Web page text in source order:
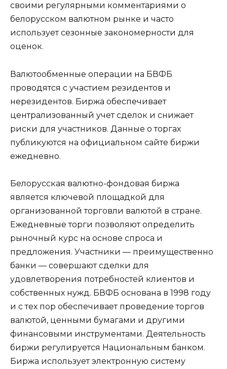
своими регулярными комментариями о
белорусском валютном рынке и часто
использует сезонные закономерности для
оценок.
Валютообменные операции на БВФБ
проводятся с участием резидентов и
нерезидентов. Биржа обеспечивает
централизованный учет сделок и снижает
риски для участников. Данные о торгах
публикуются на официальном сайте биржи
ежедневно.
Белорусская валютно-фондовая биржа
является ключевой площадкой для
организованной торговли валютой в стране.
Ежедневные торги позволяют определить
рыночный курс на основе спроса и
предложения. Участники — преимущественно
банки — совершают сделки для
удовлетворения потребностей клиентов и
собственных нужд. БВФБ основана в 1998 году
и с тех пор обеспечивает проведение торгов
валютой, ценными бумагами и другими
финансовыми инструментами. Деятельность
биржи регулируется Национальным банком.
Биржа использует электронную систему